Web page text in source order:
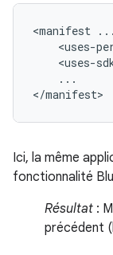
<manifest
<uses-
<uses-
...
</manifest>
Ici, la même
fonctionnalité
Résultat :
précédent